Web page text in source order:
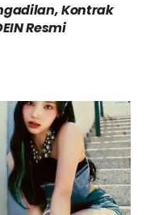
Kontrak
Resmi